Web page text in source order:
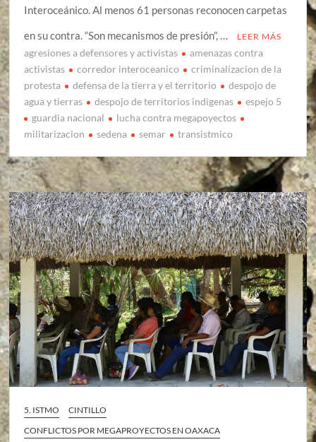
Interoceánico. Al menos 61 personas reconocen carpetas
en su contra. “Son mecanismos de presión”, …
LEER MÁS
agresiones a defensores y activistas
amenazas contra
activistas
corredor interoceanico
criminalizacion de la
protesta
defensa de la tierra y el territorio
despojo de
agua y tierras
despojo de territorios indigenas
espejo 5
guardia nacional
lucha contra megapoyectos
militarizacion
sedena semar transistmico
5. ISTMO
CINTILLO
CONFLICTOS POR MEGAPROYECTOS EN OAXACA